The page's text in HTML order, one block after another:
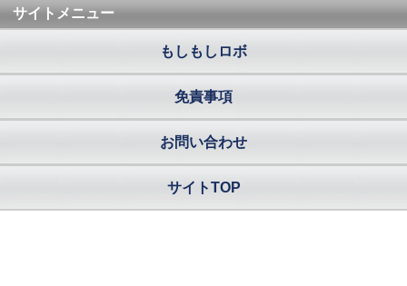
サイトメニュー
もしもしロボ
免責事項
お問い合わせ
サイトTOP